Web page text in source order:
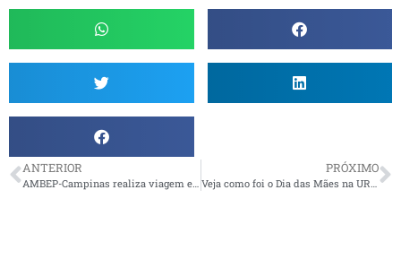
ANTERIOR
AMBEP-Campinas realiza viagem em São Lourenço (MG)
PRÓXIMO
Veja como foi o Dia das Mães na UR Natal